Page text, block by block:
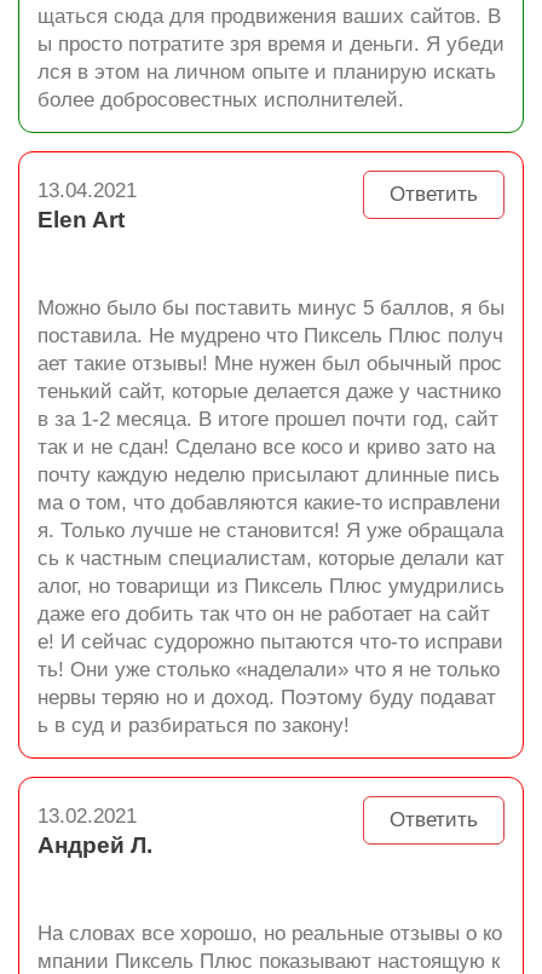
щаться сюда для продвижения ваших сайтов. В
ы просто потратите зря время и деньги. Я убеди
лся в этом на личном опыте и планирую искать
более добросовестных исполнителей.
Ответить
13.04.2021
Elen Art
Можно было бы поставить минус 5 баллов, я бы
поставила. Не мудрено что Пиксель Плюс получ
ает такие отзывы! Мне нужен был обычный прос
тенький сайт, которые делается даже у частнико
в за 1-2 месяца. В итоге прошел почти год, сайт
так и не сдан! Сделано все косо и криво зато на
почту каждую неделю присылают длинные пись
ма о том, что добавляются какие-то исправлени
я. Только лучше не становится! Я уже обращала
сь к частным специалистам, которые делали кат
алог, но товарищи из Пиксель Плюс умудрились
даже его добить так что он не работает на сайт
е! И сейчас судорожно пытаются что-то исправи
ть! Они уже столько «наделали» что я не только
нервы теряю но и доход. Поэтому буду подават
ь в суд и разбираться по закону!
Ответить
13.02.2021
Андрей Л.
На словах все хорошо, но реальные отзывы о ко
мпании Пиксель Плюс показывают настоящую к